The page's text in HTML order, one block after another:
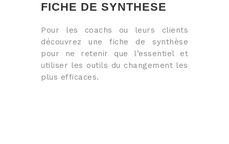
FICHE DE SYNTHESE
Pour les coachs ou leurs clients
découvrez une fiche de synthèse
pour ne retenir que l’essentiel et
utiliser les outils du changement les
plus efficaces.